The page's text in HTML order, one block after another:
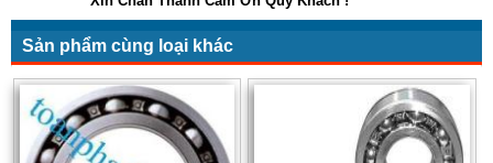
Sản phẩm cùng loại khác